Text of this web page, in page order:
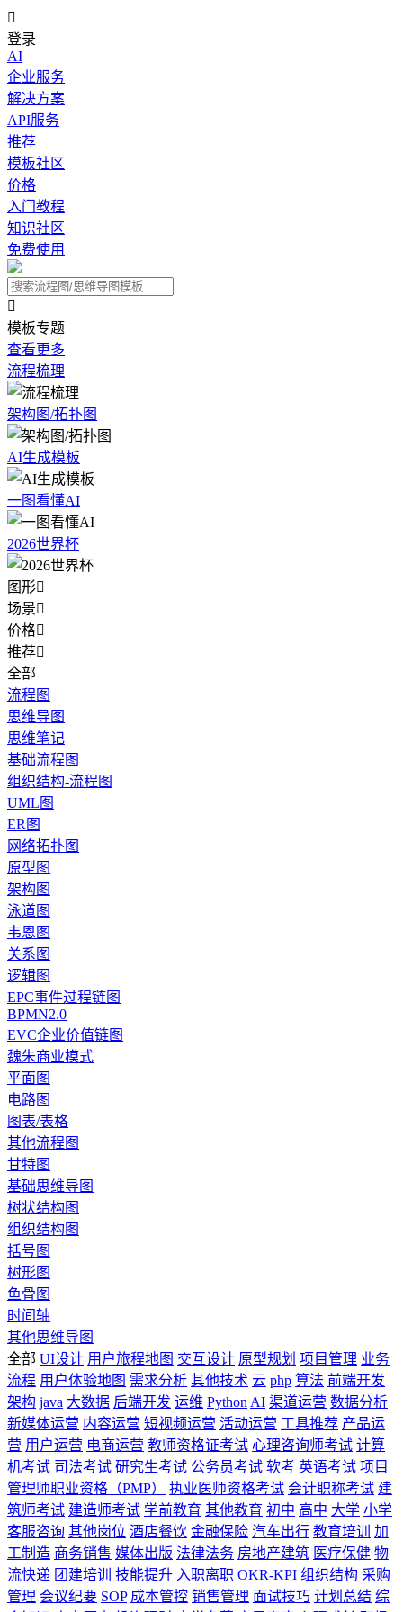

登录
AI
企业服务
解决方案
API服务
推荐
模板社区
价格
入门教程
知识社区
免费使用

模板专题
查看更多
流程梳理
架构图/拓扑图
AI生成模板
一图看懂AI
2026世界杯
图形
场景
价格
推荐
全部
流程图
思维导图
思维笔记
基础流程图
组织结构-流程图
UML图
ER图
网络拓扑图
原型图
架构图
泳道图
韦恩图
关系图
逻辑图
EPC事件过程链图
BPMN2.0
EVC企业价值链图
魏朱商业模式
平面图
电路图
图表/表格
其他流程图
甘特图
基础思维导图
树状结构图
组织结构图
括号图
树形图
鱼骨图
时间轴
其他思维导图
全部 UI设计 用户旅程地图 交互设计 原型规划 项目管理 业务
流程 用户体验地图 需求分析 其他技术 云 php 算法 前端开发
架构 java 大数据 后端开发 运维 Python AI 渠道运营 数据分析
新媒体运营 内容运营 短视频运营 活动运营 工具推荐 产品运
营 用户运营 电商运营 教师资格证考试 心理咨询师考试 计算
机考试 司法考试 研究生考试 公务员考试 软考 英语考试 项目
管理师职业资格（PMP）
执业医师资格考试 会计职称考试 建
筑师考试 建造师考试 学前教育 其他教育 初中 高中 大学 小学
客服咨询 其他岗位 酒店餐饮 金融保险 汽车出行 教育培训
加
工制造 商务销售 媒体出版 法律法务 房地产建筑 医疗保健 物
流快递 团建培训 技能提升 入职离职 OKR-KPI 组织结构 采购
管理 会议纪要 SOP 成本管控 销售管理 面试技巧 计划总结 综